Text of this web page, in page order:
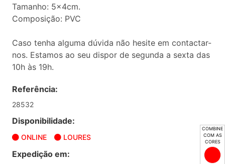
COMBINE
COM AS
CORES
Tamanho: 5x4cm.
Composição: PVC
Caso tenha alguma dúvida não hesite em contactar-
nos. Estamos ao seu dispor de segunda a sexta das
10h às 19h.
Referência:
28532
Disponibilidade:
ONLINE LOURES
Expedição em: